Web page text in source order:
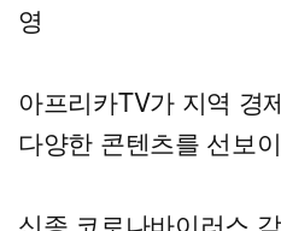
영
아프리카TV가 지역 경
다양한 콘텐츠를 선보
신종 코로나바이러스